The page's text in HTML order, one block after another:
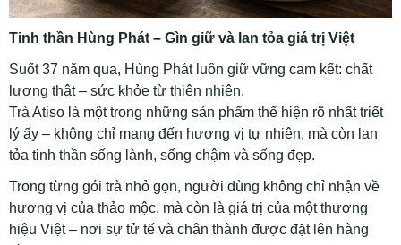
Tinh thần Hùng Phát – Gìn giữ và lan tỏa giá trị Việt
Suốt 37 năm qua, Hùng Phát luôn giữ vững cam kết: chất
lượng thật – sức khỏe từ thiên nhiên.
Trà Atiso là một trong những sản phẩm thể hiện rõ nhất triết
lý ấy – không chỉ mang đến hương vị tự nhiên, mà còn lan
tỏa tinh thần sống lành, sống chậm và sống đẹp.
Trong từng gói trà nhỏ gọn, người dùng không chỉ nhận về
hương vị của thảo mộc, mà còn là giá trị của một thương
hiệu Việt – nơi sự tử tế và chân thành được đặt lên hàng